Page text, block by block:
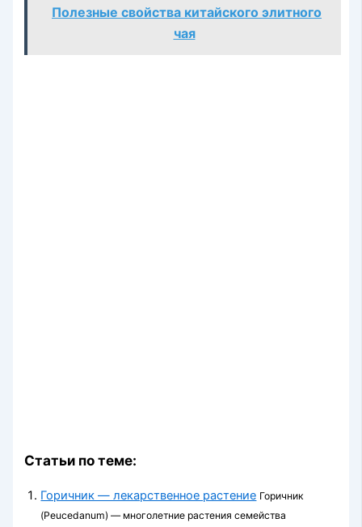
Полезные свойства китайского элитного
чая
Статьи по теме:
Горичник — лекарственное растение Горичник
(Peucedanum) — многолетние растения семейства